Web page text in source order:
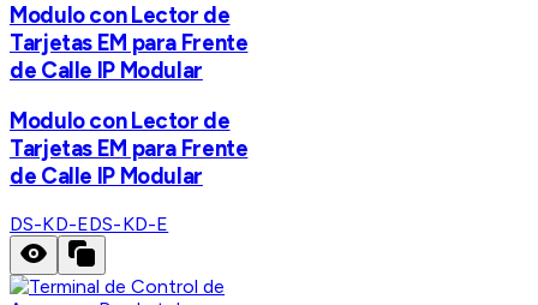
Modulo con Lector de
Tarjetas EM para Frente
de Calle IP Modular
Modulo con Lector de
Tarjetas EM para Frente
de Calle IP Modular
DS-KD-EDS-KD-E